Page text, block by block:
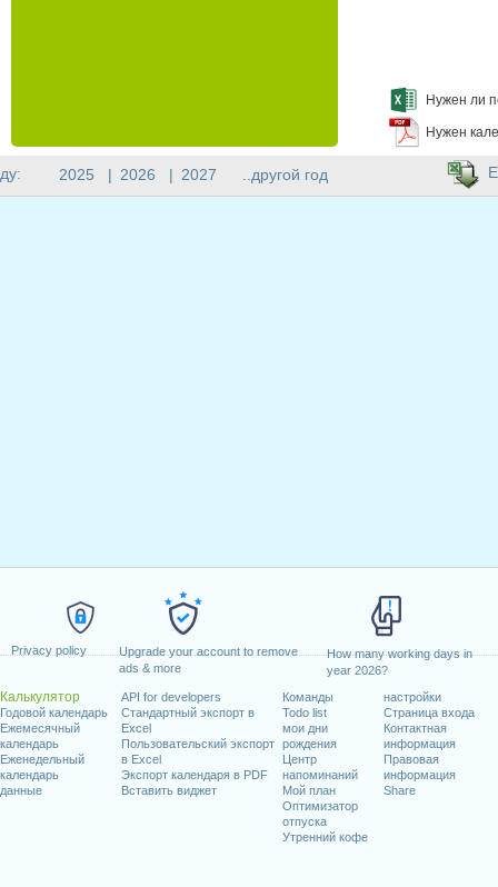
Privacy policy
Upgrade your account to remove
ads & more
How many working days in
year 2026?
Калькулятор
Годовой календарь
Ежемесячный
календарь
Еженедельный
календарь
данные
API for developers
Стандартный экспорт в
Excel
Пользовательский экспорт
в Excel
Экспорт календаря в PDF
Вставить виджет
Команды
Todo list
мои дни
рождения
Центр
напоминаний
Мой план
Оптимизатор
отпуска
Утренний кофе
настройки
Страница входа
Контактная
информация
Правовая
информация
Share
Нужен ли
Нужен
2025 | 2026 | 2027 ..другой год